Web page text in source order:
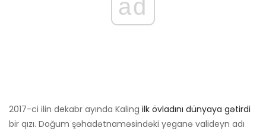
ad
2017-ci ilin dekabr ayında Kaling ilk övladını dünyaya gətirdi
bir qızı. Doğum şəhadətnaməsindəki yeganə valideyn adı